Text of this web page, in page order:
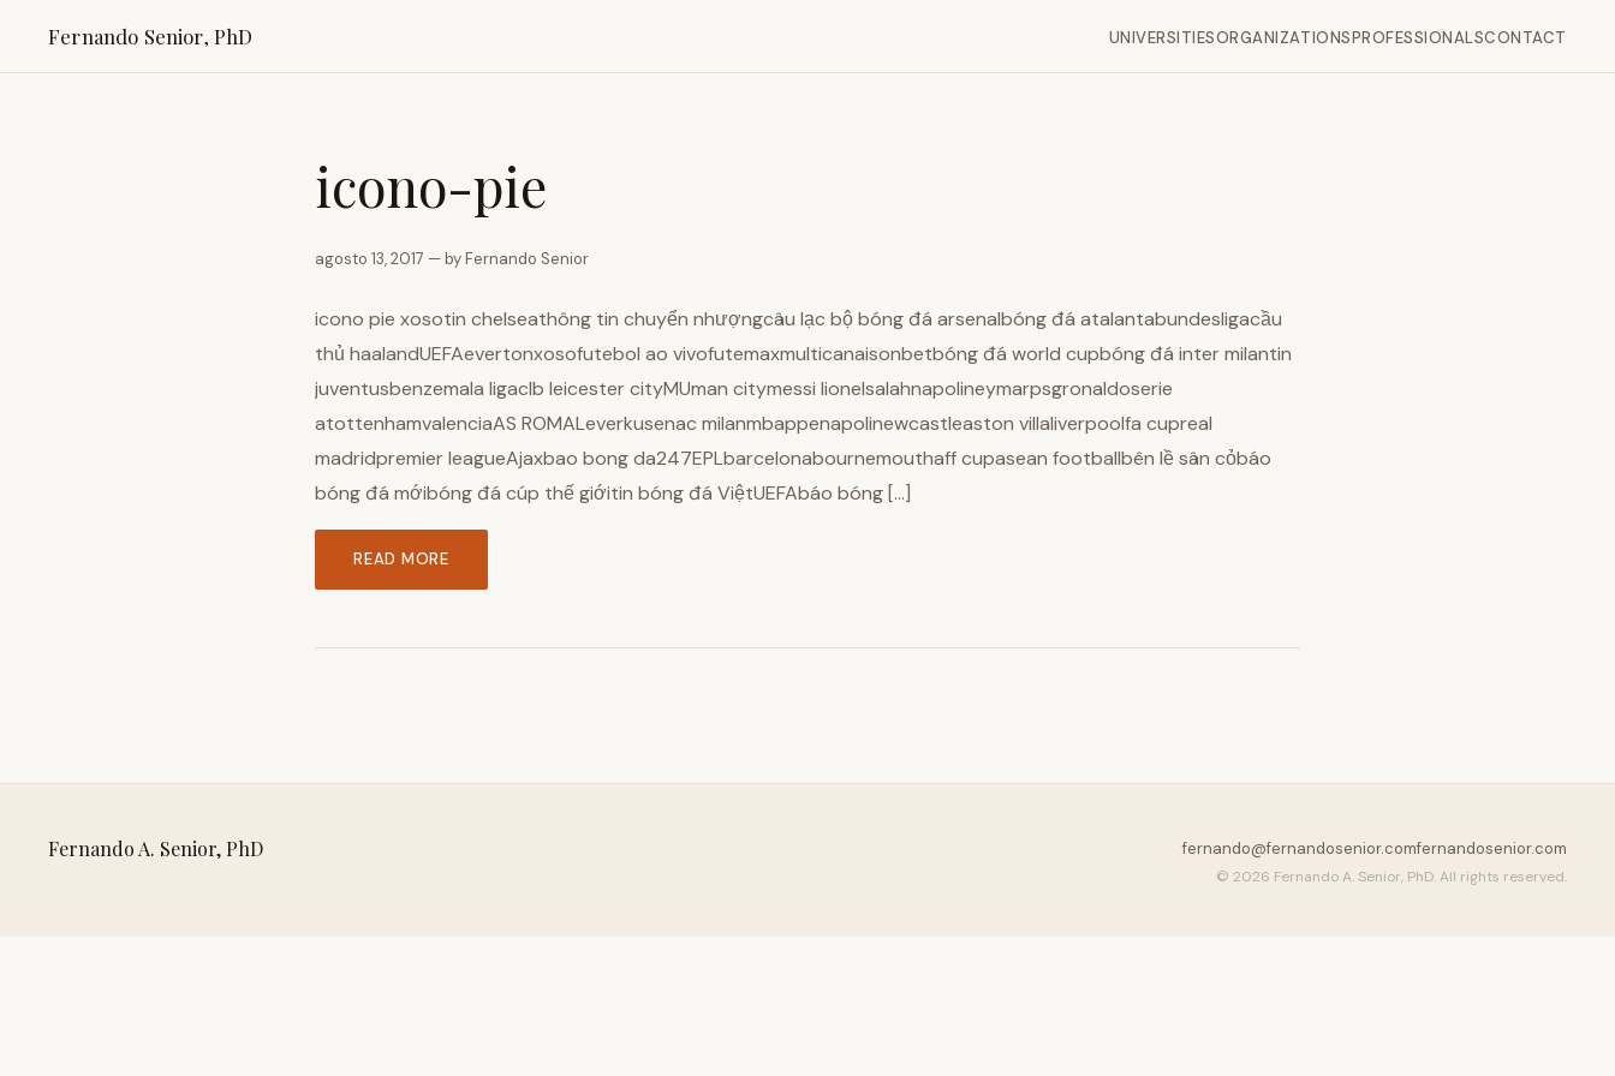
Fernando Senior, PhD UNIVERSITIESORGANIZATIONSPROFESSIONALSCONTACT
icono-pie
agosto 13, 2017 — by Fernando Senior
icono pie xosotin chelseathông tin chuyển nhượngcâu lạc bộ bóng đá arsenalbóng đá atalantabundesligacầu
thủ haalandUEFAevertonxosofutebol ao vivofutemaxmulticanaisonbetbóng đá world cupbóng đá inter milantin
juventusbenzemala ligaclb leicester cityMUman citymessi lionelsalahnapolineymarpsgronaldoserie
atottenhamvalenciaAS ROMALeverkusenac milanmbappenapolinewcastleaston villaliverpoolfa cupreal
madridpremier leagueAjaxbao bong da247EPLbarcelonabournemouthaff cupasean footballbên lề sân cỏbáo
bóng đá mớibóng đá cúp thế giớitin bóng đá ViệtUEFAbáo bóng […]
READ MORE
Fernando A. Senior, PhD fernando@fernandosenior.comfernandosenior.com
© 2026 Fernando A. Senior, PhD. All rights reserved.